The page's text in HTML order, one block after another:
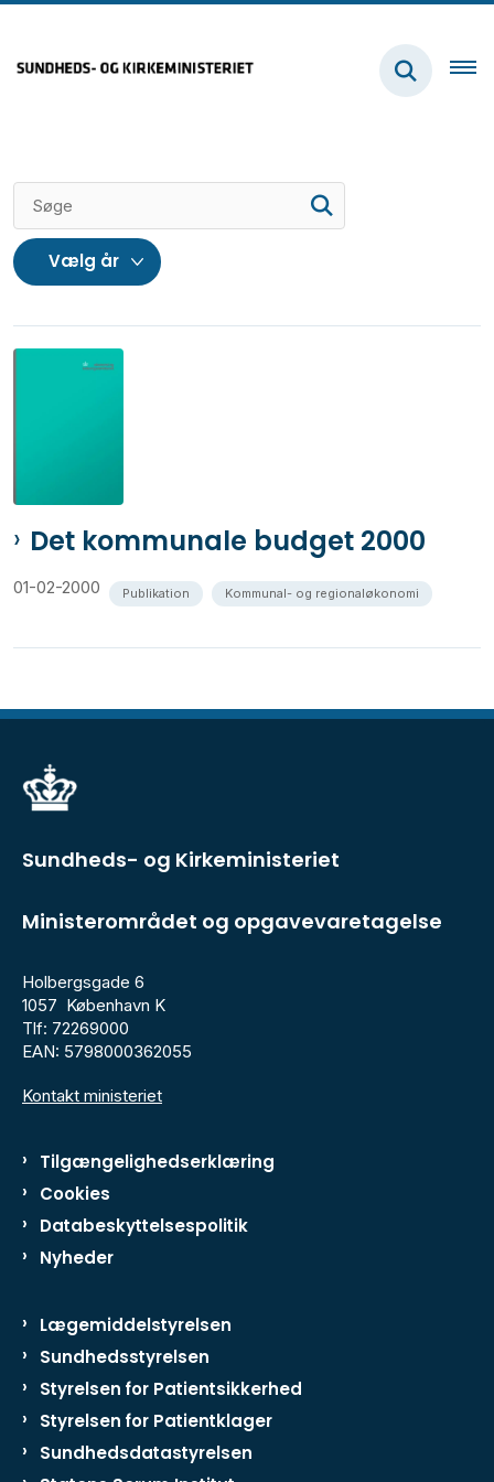
Det kommunale budget 2000
01-02-2000 Publikation Kommunal- og regionaløkonomi
Sundheds- og Kirkeministeriet
Ministerområdet og opgavevaretagelse
Holbergsgade 6
1057 København K
Tlf: 72269000
EAN: 5798000362055
Kontakt ministeriet
Tilgængelighedserklæring
Cookies
Databeskyttelsespolitik
Nyheder
Lægemiddelstyrelsen
Sundhedsstyrelsen
Styrelsen for Patientsikkerhed
Styrelsen for Patientklager
Sundhedsdatastyrelsen